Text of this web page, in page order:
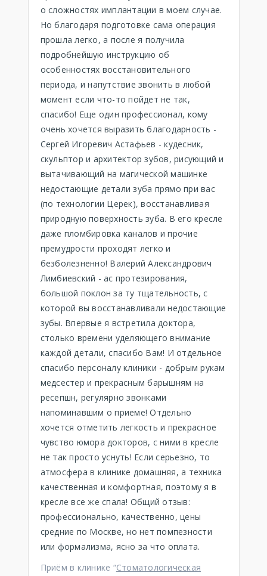
о сложностях имплантации в моем случае.
Но благодаря подготовке сама операция
прошла легко, а после я получила
подробнейшую инструкцию об
особенностях восстановительного
периода, и напутствие звонить в любой
момент если что-то пойдет не так,
спасибо! Еще один профессионал, кому
очень хочется выразить благодарность -
Сергей Игоревич Астафьев - кудесник,
скульптор и архитектор зубов, рисующий и
вытачивающий на магической машинке
недостающие детали зуба прямо при вас
(по технологии Церек), восстанавливая
природную поверхность зуба. В его кресле
даже пломбировка каналов и прочие
премудрости проходят легко и
безболезненно! Валерий Александрович
Лимбиевский - ас протезирования,
большой поклон за ту тщательность, с
которой вы восстанавливали недостающие
зубы. Впервые я встретила доктора,
столько времени уделяющего внимание
каждой детали, спасибо Вам! И отдельное
спасибо персоналу клиники - добрым рукам
медсестер и прекрасным барышням на
ресепшн, регулярно звонками
напоминавшим о приеме! Отдельно
хочется отметить легкость и прекрасное
чувство юмора докторов, с ними в кресле
не так просто уснуть! Если серьезно, то
атмосфера в клинике домашняя, а техника
качественная и комфортная, поэтому я в
кресле все же спала! Общий отзыв:
профессионально, качественно, цены
средние по Москве, но нет помпезности
или формализма, ясно за что оплата.
Приём в клинике “Стоматологическая